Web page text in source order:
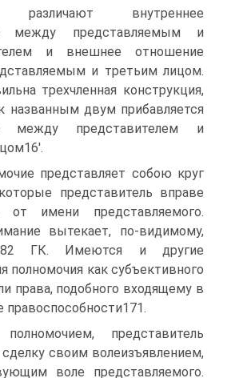
различают внутреннее
между представляемым и
и внешнее отношение
и третьим лицом.
трехчленная конструкция,
названным двум прибавляется
между представителем и
представляет собою круг
представитель вправе
от имени представляемого.
вытекает, по-видимому,
ГК. Имеются и другие
полномочия как субъективного
права, подобного входящему в
правоспособности171.
представитель
своим волеизъявлением,
воле представляемого.